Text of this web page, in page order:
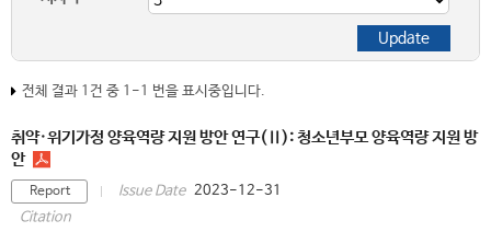
전체 결과 1건 중 1-1 번을 표시중입니다.
취약·위기가정 양육역량 지원 방안 연구(Ⅱ): 청소년부모 양육역량 지원 방
안
Report Issue Date 2023-12-31
Citation